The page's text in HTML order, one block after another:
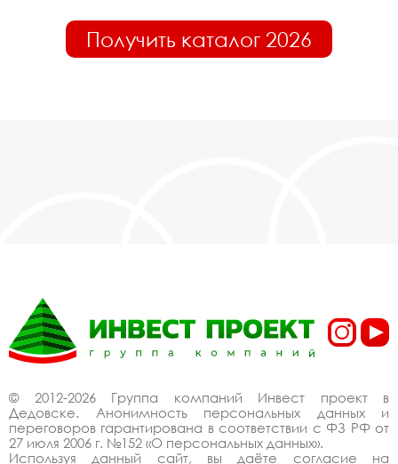
Получить каталог 2026
© 2012-2026 Группа компаний Инвест проект в
Дедовске. Анонимность персональных данных и
переговоров гарантирована в соответствии с ФЗ РФ от
27 июля 2006 г. №152 «О персональных данных».
Используя данный сайт, вы даёте согласие на